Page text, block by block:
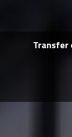
Transfer